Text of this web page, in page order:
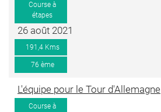
Course à
étapes
26 août 2021
191,4 Kms
76 ème
L'équipe pour le Tour d'Allemagne
Course à